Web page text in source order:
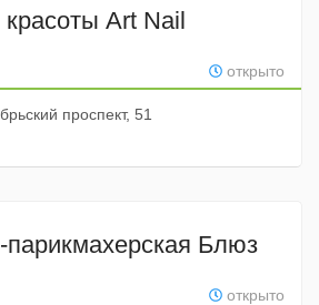
Art Nail
открыто
проспект, 51
Блюз
открыто